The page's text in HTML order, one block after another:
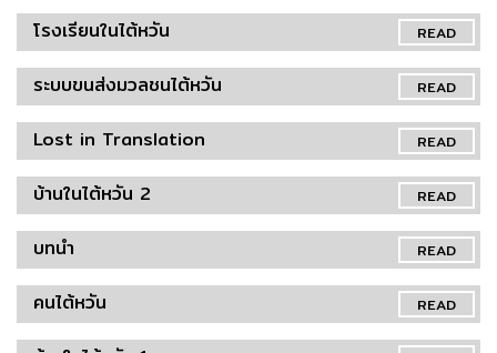
READ
โรงเรียนในไต้หวัน
READ
ระบบขนส่งมวลชนไต้หวัน
READ
Lost in Translation
READ
บ้านในไต้หวัน 2
READ
บทนำ
READ
คนไต้หวัน